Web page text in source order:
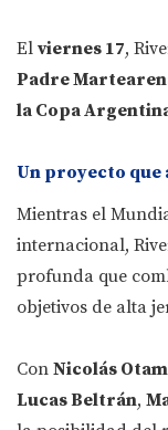
El viernes 17,
Padre
la Copa
Un proyecto que
Mientras el
internacional,
profunda que
objetivos de alta
Con Nicolás
Lucas Beltrán,